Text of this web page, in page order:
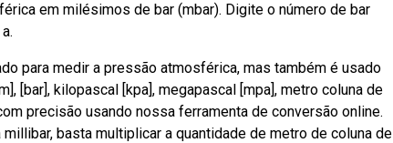
em milésimos de bar (mbar). Digite o número de bar
para medir a pressão atmosférica, mas também é usado
[bar], kilopascal [kpa], megapascal [mpa], metro coluna de
precisão usando nossa ferramenta de conversão online.
basta multiplicar a quantidade de metro de coluna de